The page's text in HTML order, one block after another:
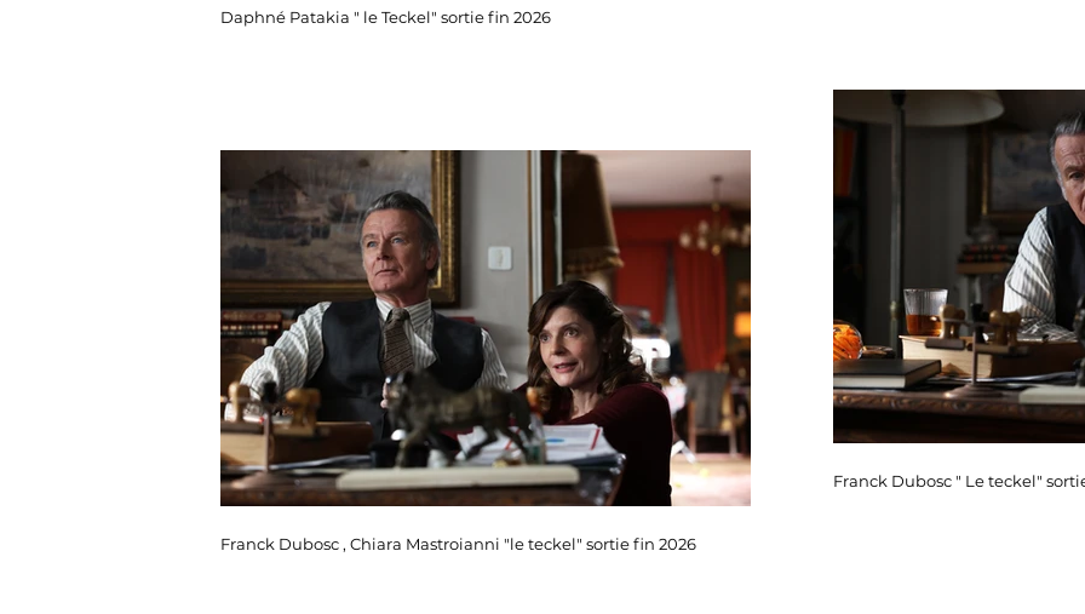
Daphné Patakia " le Teckel" sortie fin 2026
Franck Dubosc " Le teckel"
Franck Dubosc , Chiara Mastroianni "le teckel" sortie fin 2026